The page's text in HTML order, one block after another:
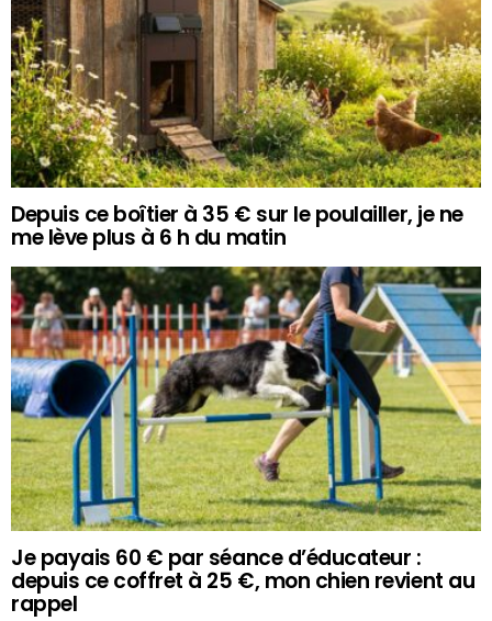
Depuis ce boîtier à 35 € sur le poulailler, je ne
me lève plus à 6 h du matin
Je payais 60 € par séance d’éducateur :
depuis ce coffret à 25 €, mon chien revient au
rappel